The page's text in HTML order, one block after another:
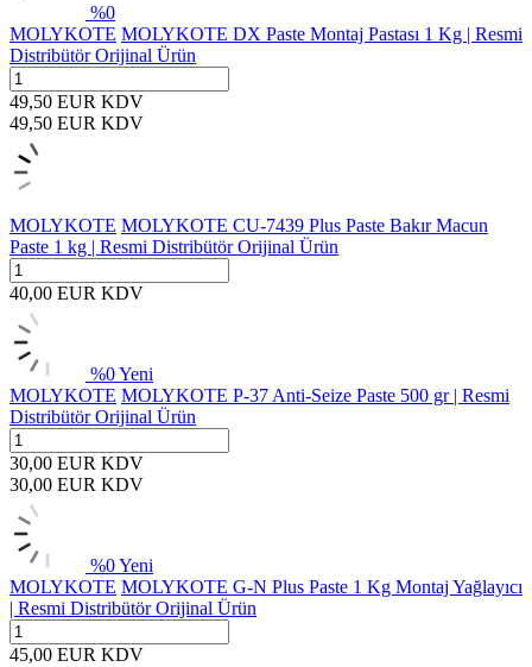
%0
MOLYKOTE MOLYKOTE DX Paste Montaj Pastası 1 Kg | Resmi
Distribütör Orijinal Ürün
49,50 EUR KDV
49,50 EUR KDV
MOLYKOTE MOLYKOTE CU-7439 Plus Paste Bakır Macun
Paste 1 kg | Resmi Distribütör Orijinal Ürün
40,00 EUR KDV
%0Yeni
MOLYKOTE MOLYKOTE P-37 Anti-Seize Paste 500 gr | Resmi
Distribütör Orijinal Ürün
30,00 EUR KDV
30,00 EUR KDV
%0Yeni
MOLYKOTE MOLYKOTE G-N Plus Paste 1 Kg Montaj Yağlayıcı
| Resmi Distribütör Orijinal Ürün
45,00 EUR KDV